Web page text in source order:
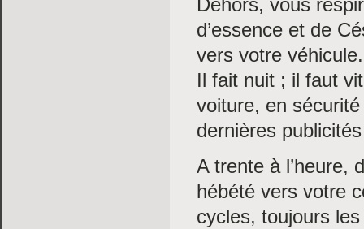
Dehors, vous
d’essence et de
vers votre véhicule.
Il fait nuit ; il faut
voiture, en
dernières
A trente à l’heure,
hébété vers votre
cycles, toujours